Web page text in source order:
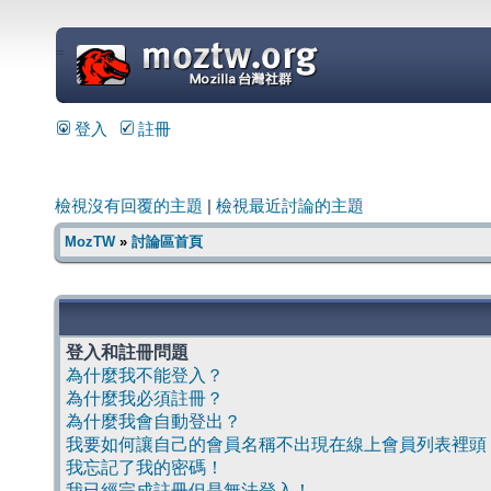
=
登入 註冊
檢視沒有回覆的主題 檢視最近討論的主題
MozTW» 討論區首頁
登入和註冊問題
為什麼我不能登入？
為什麼我必須註冊？
為什麼我會自動登出？
我要如何讓自己的會員名稱不出現在線上會員列表裡頭
我忘記了我的密碼！